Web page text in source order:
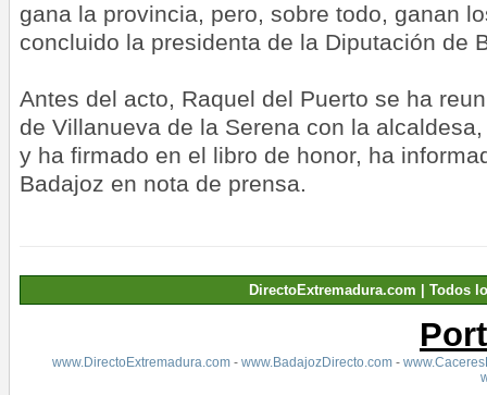
gana la provincia, pero, sobre todo, ganan
concluido la presidenta de la Diputación de
Antes del acto, Raquel del Puerto se ha
de Villanueva de la Serena con la
y ha firmado en el libro de honor, ha
Badajoz en nota de prensa.
DirectoExtremadura.com | Todos
www.DirectoExtremadura.com- www.BadajozDirecto.com-